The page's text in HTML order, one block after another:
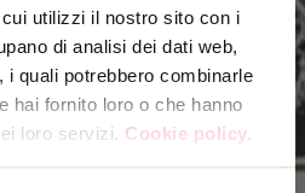
utilizzi il nostro sito con i
di analisi dei dati web,
i quali potrebbero combinarle
hai fornito loro o che hanno
loro servizi. Cookie policy.